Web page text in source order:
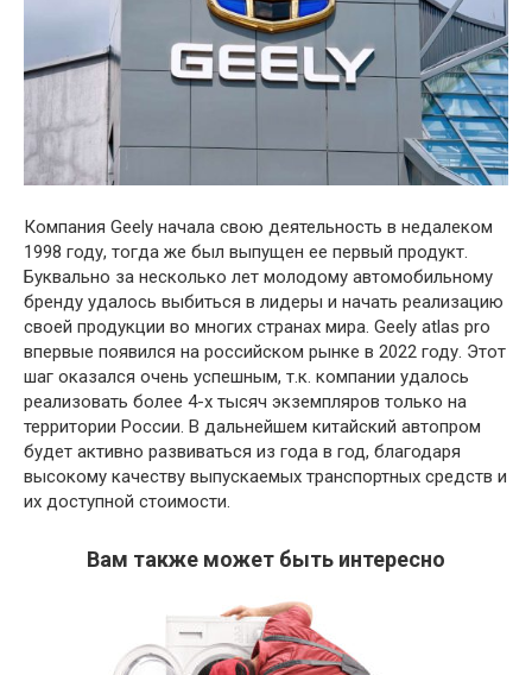
Компания Geely начала свою деятельность в недалеком
1998 году, тогда же был выпущен ее первый продукт.
Буквально за несколько лет молодому автомобильному
бренду удалось выбиться в лидеры и начать реализацию
своей продукции во многих странах мира. Geely atlas pro
впервые появился на российском рынке в 2022 году. Этот
шаг оказался очень успешным, т.к. компании удалось
реализовать более 4-х тысяч экземпляров только на
территории России. В дальнейшем китайский автопром
будет активно развиваться из года в год, благодаря
высокому качеству выпускаемых транспортных средств и
их доступной стоимости.
Вам также может быть интересно